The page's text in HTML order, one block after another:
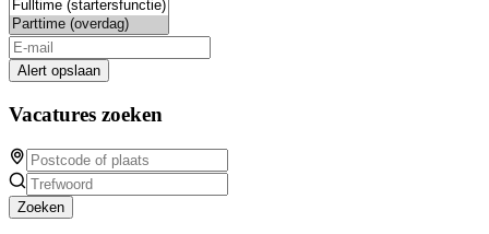
Alert opslaan
Vacatures zoeken
Zoeken